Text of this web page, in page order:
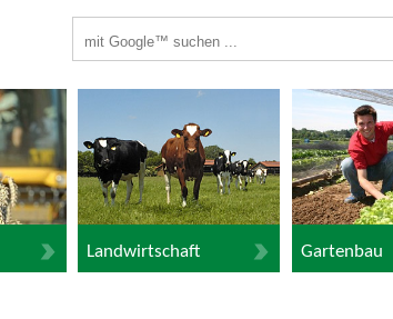
Landwirtschaft Gartenbau